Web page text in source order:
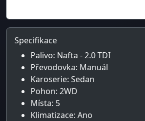
Specifikace
Palivo: Nafta - 2.0 TDI
Převodovka: Manuál
Karoserie: Sedan
Pohon: 2WD
Místa: 5
Klimatizace: Ano